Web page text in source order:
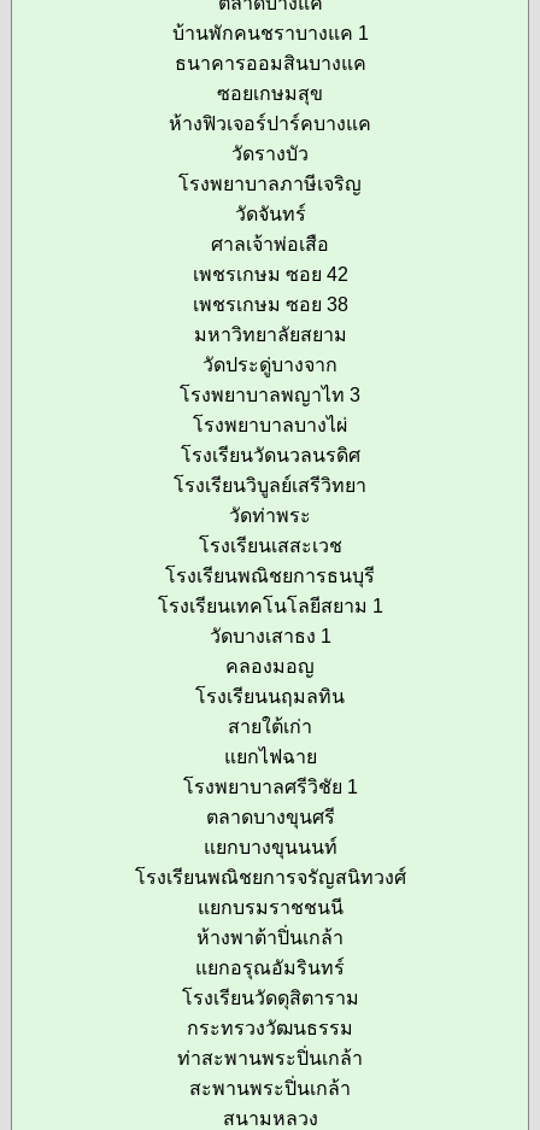
บ้านพักคนชราบางแค 1
ธนาคารออมสินบางแค
ซอยเกษมสุข
ห้างฟิวเจอร์ปาร์คบางแค
วัดรางบัว
โรงพยาบาลภาษีเจริญ
วัดจันทร์
ศาลเจ้าพ่อเสือ
เพชรเกษม ซอย 42
เพชรเกษม ซอย 38
มหาวิทยาลัยสยาม
วัดประดู่บางจาก
โรงพยาบาลพญาไท 3
โรงพยาบาลบางไผ่
โรงเรียนวัดนวลนรดิศ
โรงเรียนวิบูลย์เสรีวิทยา
วัดท่าพระ
โรงเรียนเสสะเวช
โรงเรียนพณิชยการธนบุรี
โรงเรียนเทคโนโลยีสยาม 1
วัดบางเสาธง 1
คลองมอญ
โรงเรียนนฤมลทิน
สายใต้เก่า
แยกไฟฉาย
โรงพยาบาลศรีวิชัย 1
ตลาดบางขุนศรี
แยกบางขุนนนท์
โรงเรียนพณิชยการจรัญสนิทวงศ์
แยกบรมราชชนนี
ห้างพาต้าปิ่นเกล้า
แยกอรุณอัมรินทร์
โรงเรียนวัดดุสิตาราม
กระทรวงวัฒนธรรม
ท่าสะพานพระปิ่นเกล้า
สะพานพระปิ่นเกล้า
สนามหลวง